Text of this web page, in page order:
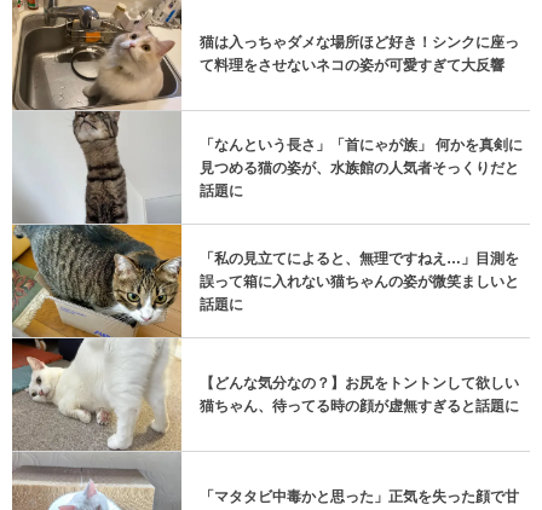
猫は入っちゃダメな場所ほど好き！シンクに座っ
て料理をさせないネコの姿が可愛すぎて大反響
「なんという長さ」「首にゃが族」 何かを真剣に
見つめる猫の姿が、水族館の人気者そっくりだと
話題に
「私の見立てによると、無理ですねえ…」目測を
誤って箱に入れない猫ちゃんの姿が微笑ましいと
話題に
【どんな気分なの？】お尻をトントンして欲しい
猫ちゃん、待ってる時の顔が虚無すぎると話題に
「マタタビ中毒かと思った」正気を失った顔で甘